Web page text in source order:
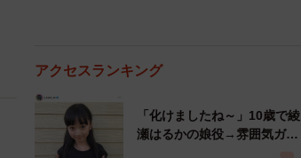
アクセスランキング
「化けましたね～」10歳で綾
瀬はるかの娘役→雰囲気ガラ